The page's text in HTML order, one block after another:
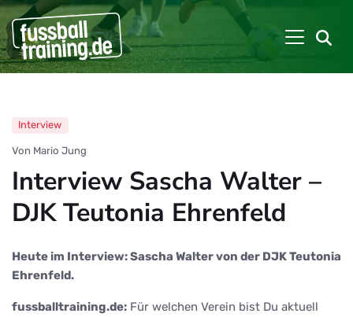
Interview
Von Mario Jung
Interview Sascha Walter –
DJK Teutonia Ehrenfeld
Heute im Interview: Sascha Walter von der DJK Teutonia
Ehrenfeld.
fussballtraining.de: Für welchen Verein bist Du aktuell